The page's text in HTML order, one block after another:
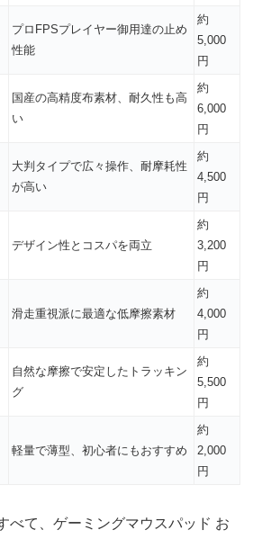
プロFPSプレイヤー御用達の止め
性能
約
5,000
円
国産の高精度布素材、耐久性も高
い
約
6,000
円
大判タイプで広々操作、耐摩耗性
が高い
約
4,500
円
デザイン性とコスパを両立
約
3,200
円
滑走重視派に最適な低摩擦素材
約
4,000
円
自然な摩擦で安定したトラッキン
グ
約
5,500
円
軽量で薄型、初心者にもおすすめ
約
2,000
円
べて、ゲーミングマウスパッド お